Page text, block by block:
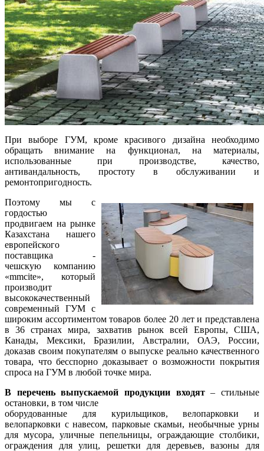
При выборе ГУМ, кроме красивого дизайна необходимо
обращать внимание на функционал, на материалы,
использованные при производстве, качество,
антивандальность, простоту в обслуживании и
ремонтопригодность.
Поэтому мы с
гордостью
продвигаем на рынке
Казахстана нашего
европейского
поставщика -
чешскую компанию
«mmcite», который
производит
высококачественный
современный ГУМ с
широким ассортиментом товаров более 20 лет и представлена
в 36 странах мира, захватив рынок всей Европы, США,
Канады, Мексики, Бразилии, Австралии, ОАЭ, России,
доказав своим покупателям о выпуске реально качественного
товара, что бесспорно доказывает о возможности покрытия
спроса на ГУМ в любой точке мира.
В перечень выпускаемой продукции входят– стильные
остановки, в том числе
оборудованные для курильщиков, велопарковки и
велопарковки с навесом, парковые скамьи, необычные урны
для мусора, уличные пепельницы, ограждающие столбики,
ограждения для улиц, решетки для деревьев, вазоны для